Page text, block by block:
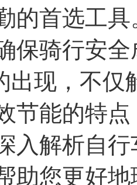
的首选工
保骑行安
出现，不仅
节能的特
入解析自
助您更好